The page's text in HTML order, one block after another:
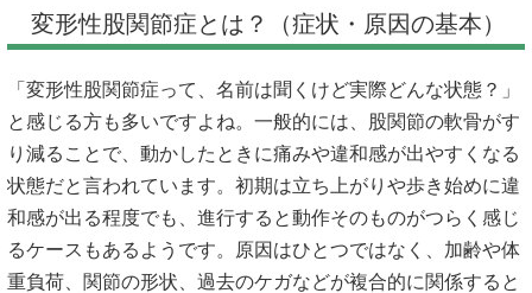
変形性股関節症とは？（症状・原因の基本）
「変形性股関節症って、名前は聞くけど実際どんな状態？」
と感じる方も多いですよね。一般的には、股関節の軟骨がす
り減ることで、動かしたときに痛みや違和感が出やすくなる
状態だと言われています。初期は立ち上がりや歩き始めに違
和感が出る程度でも、進行すると動作そのものがつらく感じ
るケースもあるようです。原因はひとつではなく、加齢や体
重負荷、関節の形状、過去のケガなどが複合的に関係すると